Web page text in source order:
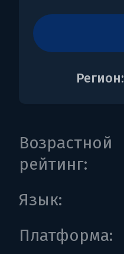
Регион:
Возрастной
рейтинг:
Язык:
Платформа: